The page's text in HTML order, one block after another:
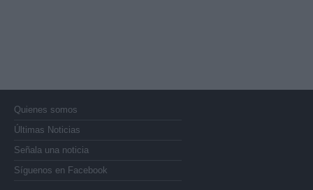
Quienes somos
Últimas Noticias
Señala una noticia
Síguenos en Facebook